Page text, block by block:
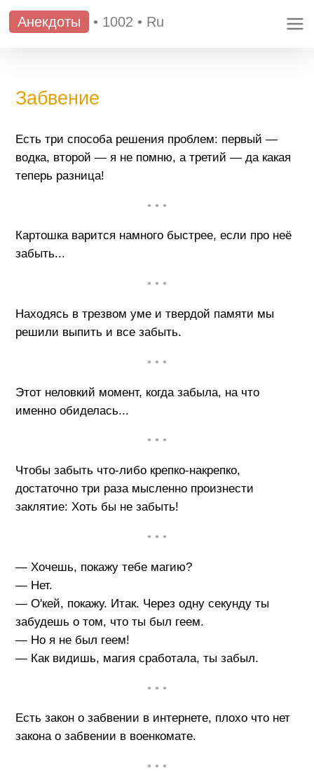
Анекдоты • 1002 • Ru
Забвение
Есть три способа решения проблем: первый —
водка, второй — я не помню, а третий — да какая
теперь разница!
• • •
Картошка варится намного быстрее, если про неё
забыть...
• • •
Находясь в трезвом уме и твердой памяти мы
решили выпить и все забыть.
• • •
Этот неловкий момент, когда забыла, на что
именно обиделась...
• • •
Чтобы забыть что-либо крепко-накрепко,
достаточно три раза мысленно произнести
заклятие: Хоть бы не забыть!
• • •
— Хочешь, покажу тебе магию?
— Нет.
— О'кей, покажу. Итак. Через одну секунду ты
забудешь о том, что ты был геем.
— Но я не был геем!
— Как видишь, магия сработала, ты забыл.
• • •
Есть закон о забвении в интернете, плохо что нет
закона о забвении в военкомате.
• • •